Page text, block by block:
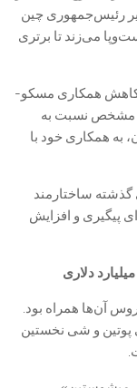
رئیس‌جمهوری چین
می‌زند تا برتری
کاهش همکاری مسکو-
مشخص نسبت به
به همکاری خود با
ساختارمند
پیگیری و افزایش
آن‌ها همراه بود.
و شی نخستین